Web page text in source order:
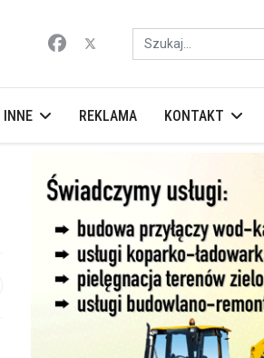
Szukaj
INNE REKLAMA KONTAKT